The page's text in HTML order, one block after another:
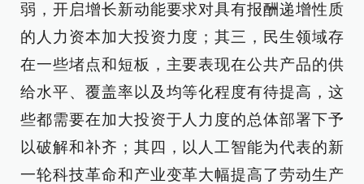
弱，开启增长新动能要求对具有报酬递增性质
的人力资本加大投资力度；其三，民生领域存
在一些堵点和短板，主要表现在公共产品的供
给水平、覆盖率以及均等化程度有待提高，这
些都需要在加大投资于人力度的总体部署下予
以破解和补齐；其四，以人工智能为代表的新
一轮科技革命和产业变革大幅提高了劳动生产